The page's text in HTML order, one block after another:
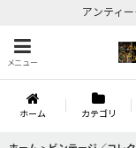
アンティ
メニュー
ホーム カテゴリ